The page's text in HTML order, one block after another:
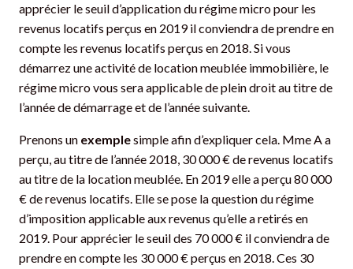
apprécier le seuil d’application du régime micro pour les
revenus locatifs perçus en 2019 il conviendra de prendre en
compte les revenus locatifs perçus en 2018. Si vous
démarrez une activité de location meublée immobilière, le
régime micro vous sera applicable de plein droit au titre de
l’année de démarrage et de l’année suivante.
Prenons un exemplesimple afin d’expliquer cela. Mme A a
perçu, au titre de l’année 2018, 30 000 € de revenus locatifs
au titre de la location meublée. En 2019 elle a perçu 80 000
€ de revenus locatifs. Elle se pose la question du régime
d’imposition applicable aux revenus qu’elle a retirés en
2019. Pour apprécier le seuil des 70 000 € il conviendra de
prendre en compte les 30 000 € perçus en 2018. Ces 30